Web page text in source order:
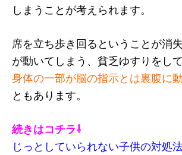
しまうことが考えられます。
席を立ち歩き回るということが消
が動いてしまう、貧乏ゆすりをし
身体の一部が脳の指示とは裏腹に
ともあります。
続きはコチラ⇩
じっとしていられない子供の対処